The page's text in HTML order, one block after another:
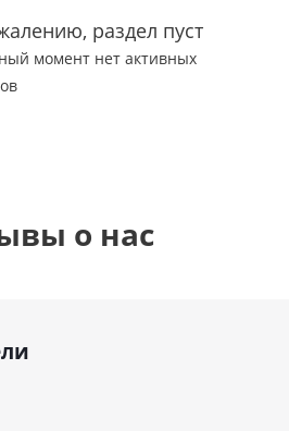
раздел пуст
момент нет активных
о нас